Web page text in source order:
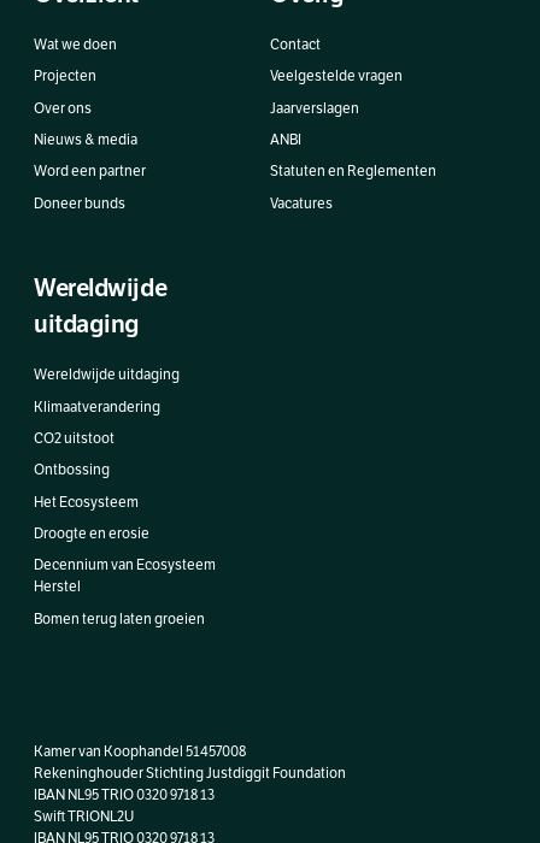
Wat we doen
Projecten
Over ons
Nieuws & media
Word een partner
Doneer bunds
Contact
Veelgestelde vragen
Jaarverslagen
ANBI
Statuten en Reglementen
Vacatures
Wereldwijde
uitdaging
Wereldwijde uitdaging
Klimaatverandering
CO2 uitstoot
Ontbossing
Het Ecosysteem
Droogte en erosie
Decennium van Ecosysteem
Herstel
Bomen terug laten groeien
Kamer van Koophandel 51457008
Rekeninghouder Stichting Justdiggit Foundation
IBAN NL95 TRIO 0320 9718 13
Swift TRIONL2U
IBAN NL95 TRIO 0320 9718 13